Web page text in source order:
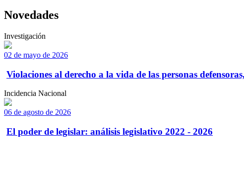
Novedades
Investigación
02 de mayo de 2026
Violaciones al derecho a la vida de las personas
Incidencia Nacional
06 de agosto de 2026
El poder de legislar: análisis legislativo 2022 - 2026